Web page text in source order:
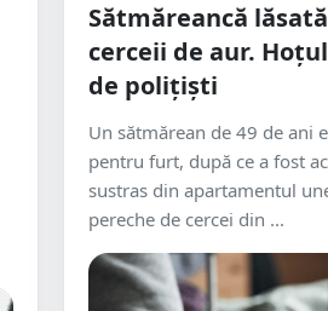
Sătmăreancă
cerceii de aur.
de polițiști
Un sătmărean de 49 de ani
pentru furt, după ce a fost
sustras din apartamentul
pereche de cercei din ...